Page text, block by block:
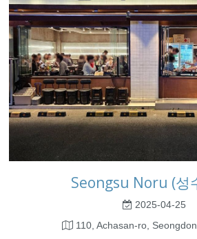
Seongsu Noru (성
2025-04-25
110, Achasan-ro,